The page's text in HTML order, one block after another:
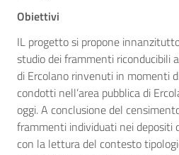
Obiettivi
IL progetto si propone
studio dei frammenti riconducibili
di Ercolano rinvenuti in momenti
condotti nell’area pubblica di
oggi. A conclusione del
frammenti individuati nei depositi
con la lettura del contesto